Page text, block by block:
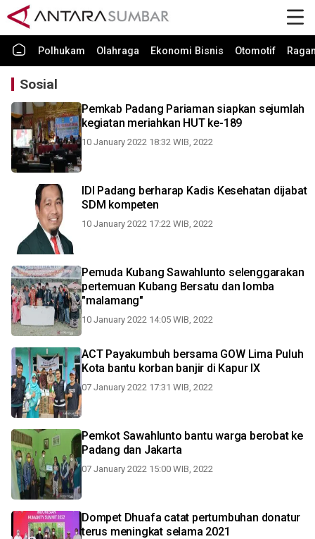
Polhukam Olahraga Ekonomi Bisnis Otomotif
Sosial
Pemkab Padang Pariaman siapkan sejumlah
kegiatan meriahkan HUT ke-189
10 January 2022 18:32 WIB, 2022
IDI Padang berharap Kadis Kesehatan dijabat
SDM kompeten
10 January 2022 17:22 WIB, 2022
Pemuda Kubang Sawahlunto selenggarakan
pertemuan Kubang Bersatu dan lomba
"malamang"
10 January 2022 14:05 WIB, 2022
ACT Payakumbuh bersama GOW Lima Puluh
Kota bantu korban banjir di Kapur IX
07 January 2022 17:31 WIB, 2022
Pemkot Sawahlunto bantu warga berobat ke
Padang dan Jakarta
07 January 2022 15:00 WIB, 2022
Dompet Dhuafa catat pertumbuhan donatur
terus meningkat selama 2021